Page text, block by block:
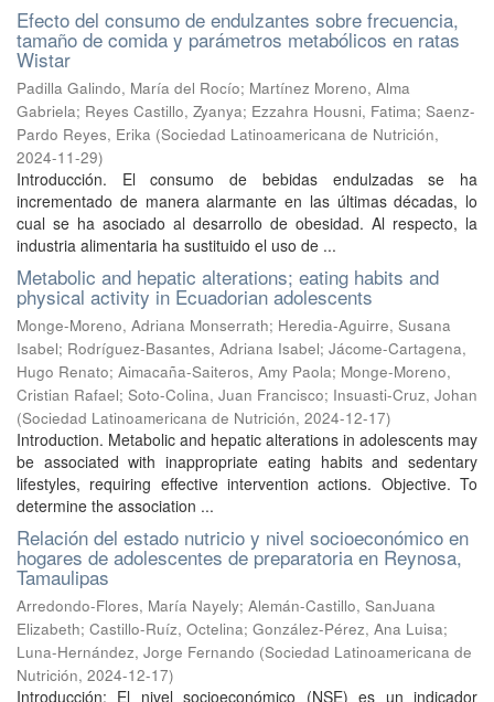
Efecto del consumo de endulzantes sobre frecuencia,
tamaño de comida y parámetros metabólicos en ratas
Wistar
Padilla Galindo, María del Rocío; Martínez Moreno, Alma
Gabriela; Reyes Castillo, Zyanya; Ezzahra Housni, Fatima; Saenz-
Pardo Reyes, Erika (Sociedad Latinoamericana de Nutrición,
2024-11-29)
Introducción. El consumo de bebidas endulzadas se ha
incrementado de manera alarmante en las últimas décadas, lo
cual se ha asociado al desarrollo de obesidad. Al respecto, la
industria alimentaria ha sustituido el uso de ...
Metabolic and hepatic alterations; eating habits and
physical activity in Ecuadorian adolescents
Monge-Moreno, Adriana Monserrath; Heredia-Aguirre, Susana
Isabel; Rodríguez-Basantes, Adriana Isabel; Jácome-Cartagena,
Hugo Renato; Aimacaña-Saiteros, Amy Paola; Monge-Moreno,
Cristian Rafael; Soto-Colina, Juan Francisco; Insuasti-Cruz, Johan
(Sociedad Latinoamericana de Nutrición, 2024-12-17)
Introduction. Metabolic and hepatic alterations in adolescents may
be associated with inappropriate eating habits and sedentary
lifestyles, requiring effective intervention actions. Objective. To
determine the association ...
Relación del estado nutricio y nivel socioeconómico en
hogares de adolescentes de preparatoria en Reynosa,
Tamaulipas
Arredondo-Flores, María Nayely; Alemán-Castillo, SanJuana
Elizabeth; Castillo-Ruíz, Octelina; González-Pérez, Ana Luisa;
Luna-Hernández, Jorge Fernando (Sociedad Latinoamericana de
Nutrición, 2024-12-17)
Introducción: El nivel socioeconómico (NSE) es un indicador